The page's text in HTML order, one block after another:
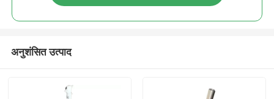
अनुशंसित उत्पाद